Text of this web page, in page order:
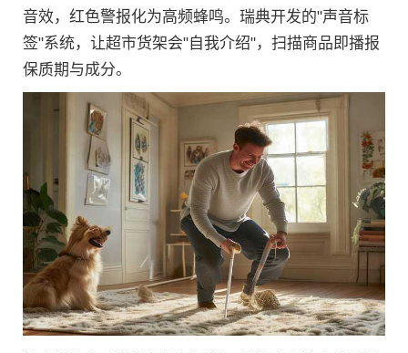
音效，红色警报化为高频蜂鸣。瑞典开发的"声音标
签"系统，让超市货架会"自我介绍"，扫描商品即播报
保质期与成分。